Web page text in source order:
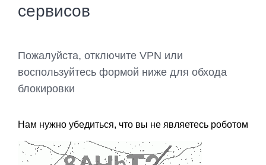
сервисов
Пожалуйста, отключите VPN или
воспользуйтесь формой ниже для обхода
блокировки
Нам нужно убедиться, что вы не являетесь роботом